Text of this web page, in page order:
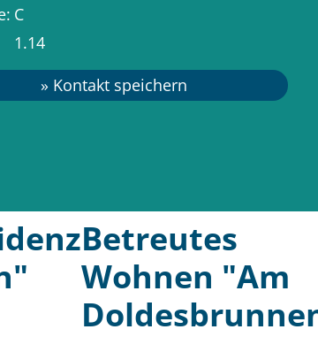
Betreutes
Wohnen "Am
C
1.14